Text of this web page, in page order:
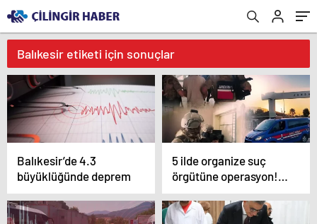
Balıkesir etiketi için sonuçlar
Balıkesir’de 4.3
büyüklüğünde deprem
5 ilde organize suç
örgütüne operasyon!
1,2 milyar TL’lik hesap
hareketi şoke etti